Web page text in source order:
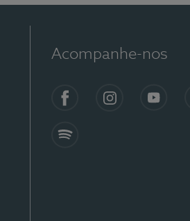
Acompanhe-nos